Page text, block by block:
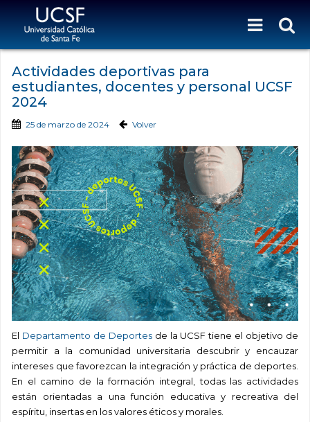
Actividades deportivas para
estudiantes, docentes y personal UCSF
2024
25 de marzo de 2024 Volver
El Departamento de Deportesde la UCSF tiene el objetivo de
permitir a la comunidad universitaria descubrir y encauzar
intereses que favorezcan la integración y práctica de deportes.
En el camino de la formación integral, todas las actividades
están orientadas a una función educativa y recreativa del
espíritu, insertas en los valores éticos y morales.